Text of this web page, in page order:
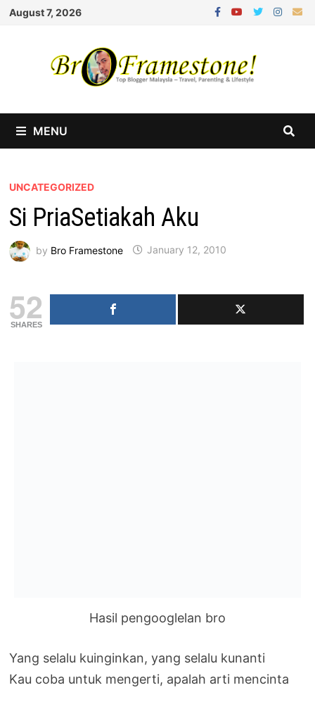
Skip
August 7, 2026
MENU
UNCATEGORIZED
Si PriaSetiakah Aku
by Bro Framestone January 12, 2010
52
SHARES
Hasil pengooglelan bro
Yang selalu kuinginkan, yang selalu kunanti
Kau coba untuk mengerti, apalah arti mencinta